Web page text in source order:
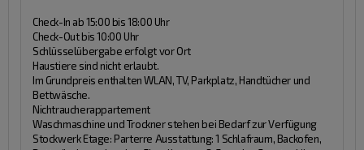
Check-In ab 15:00 bis 18:00 Uhr
Check-Out bis 10:00 Uhr
Schlüsselübergabe erfolgt vor Ort
Haustiere sind nicht erlaubt.
Im Grundpreis enthalten WLAN, TV, Parkplatz, Handtücher und
Bettwäsche.
Nichtraucherappartement
Waschmaschine und Trockner stehen bei Bedarf zur Verfügung
Stockwerk Etage:Parterre Ausstattung:1 Schlafraum, Backofen,